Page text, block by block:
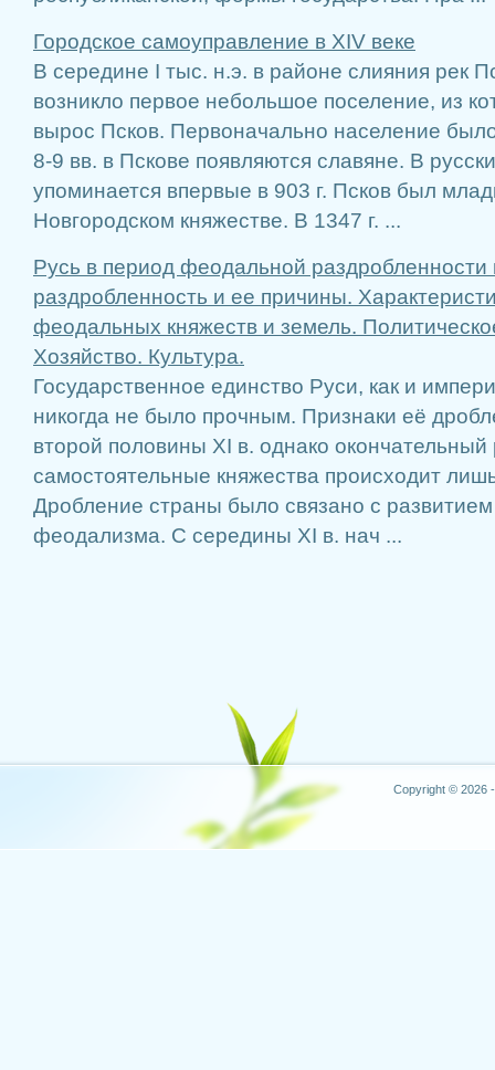
Городское самоуправление в XIV веке
В середине I тыс. н.э. в районе слияния рек
возникло первое небольшое поселение, из
вырос Псков. Первоначально население
8-9 вв. в Пскове появляются славяне. В
упоминается впервые в 903 г. Псков был
Новгородском княжестве. В 1347 г. ...
Русь в период феодальной раздробленности
раздробленность и ее причины.
феодальных княжеств и земель.
Хозяйство. Культура.
Государственное единство Руси, как и
никогда не было прочным. Признаки её
второй половины ХI в. однако окончательный
самостоятельные княжества происходит
Дробление страны было связано с
феодализма. С середины ХI в. нач ...
Copyright © 2026